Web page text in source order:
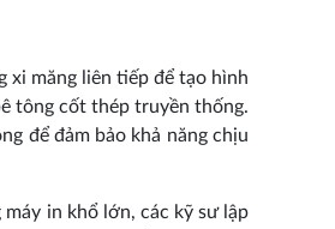
xi măng liên tiếp để tạo hình
tông cốt thép truyền thống.
để đảm bảo khả năng chịu
in khổ lớn, các kỹ sư lập